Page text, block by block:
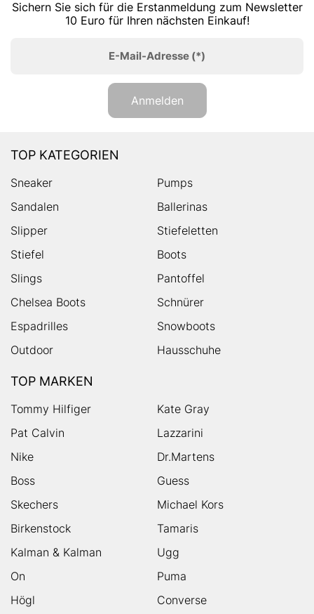
Sichern Sie sich für die Erstanmeldung zum Newsletter
10 Euro für Ihren nächsten Einkauf!
E-Mail-Adresse (*)
Anmelden
TOP KATEGORIEN
Sneaker
Pumps
Sandalen
Ballerinas
Slipper
Stiefeletten
Stiefel
Boots
Slings
Pantoffel
Chelsea Boots
Schnürer
Espadrilles
Snowboots
Outdoor
Hausschuhe
TOP MARKEN
Tommy Hilfiger
Kate Gray
Pat Calvin
Lazzarini
Nike
Dr.Martens
Boss
Guess
Skechers
Michael Kors
Birkenstock
Tamaris
Kalman & Kalman
Ugg
On
Puma
Högl
Converse